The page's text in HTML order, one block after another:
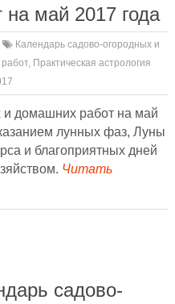
на май 2017 года
Календарь садово-огородных и
, Практическая астрология
и домашних работ на май
лунных фаз, Луны
и благоприятных дней
Читать
садово-